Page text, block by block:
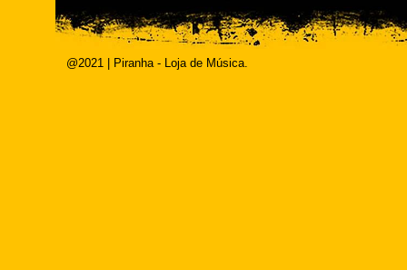
@2021 | Piranha - Loja de Música.